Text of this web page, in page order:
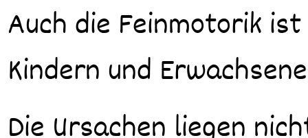
Auch die Feinmotorik
Kindern und